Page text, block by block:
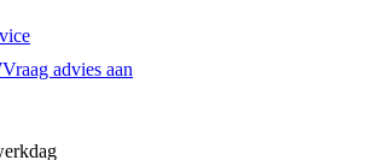
Vraag advies aan